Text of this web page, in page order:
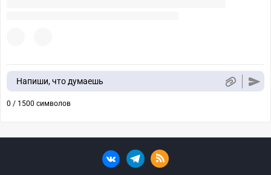
Напиши, что думаешь
0 / 1500 символов